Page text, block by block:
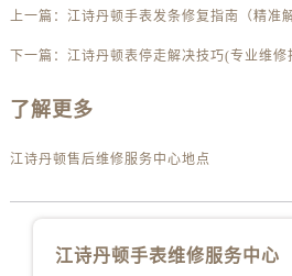
上一篇： 江诗丹顿手表发条修复指南（精准
下一篇： 江诗丹顿表停走解决技巧(专业维修
了解更多
江诗丹顿售后维修服务中心地点
江诗丹顿手表维修服务中心